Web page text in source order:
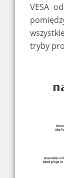
VESA
tryby